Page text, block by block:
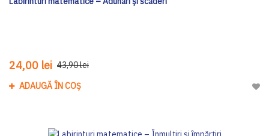
24,00 lei 43,90 lei
ADAUGĂ ÎN COȘ